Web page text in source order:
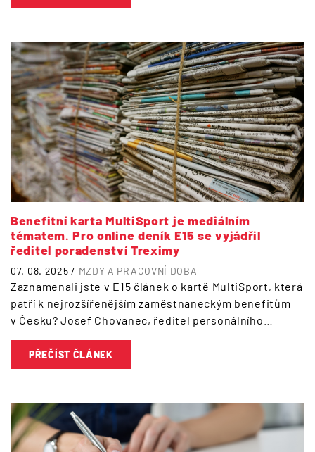
Benefitní karta MultiSport je mediálním
tématem. Pro online deník E15 se vyjádřil
ředitel poradenství Treximy
07. 08. 2025 / MZDY A PRACOVNÍ DOBA
Zaznamenali jste v E15 článek o kartě MultiSport, která
patří k nejrozšířenějším zaměstnaneckým benefitům
v Česku? Josef Chovanec, ředitel personálního…
PŘEČÍST ČLÁNEK